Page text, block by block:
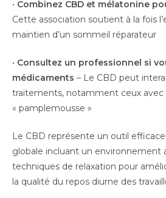
• Combinez CBD et mélatonine
Cette association soutient à la fois
maintien d’un sommeil réparateur
• Consultez un professionnel si
médicaments – Le CBD peut
traitements, notamment ceux
« pamplemousse »
Le CBD représente un outil
globale incluant un environnement
techniques de relaxation pour
la qualité du repos diurne des